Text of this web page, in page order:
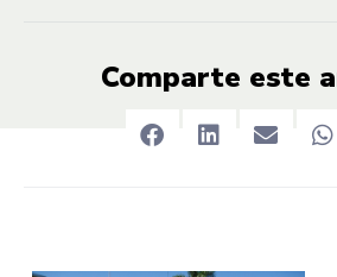
Comparte este